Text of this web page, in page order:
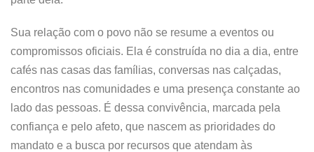
Sua relação com o povo não se resume a eventos ou
compromissos oficiais. Ela é construída no dia a dia, entre
cafés nas casas das famílias, conversas nas calçadas,
encontros nas comunidades e uma presença constante ao
lado das pessoas. É dessa convivência, marcada pela
confiança e pelo afeto, que nascem as prioridades do
mandato e a busca por recursos que atendam às